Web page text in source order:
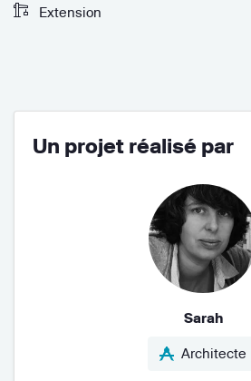
Extension
Un projet réalisé par
Sarah
Architecte